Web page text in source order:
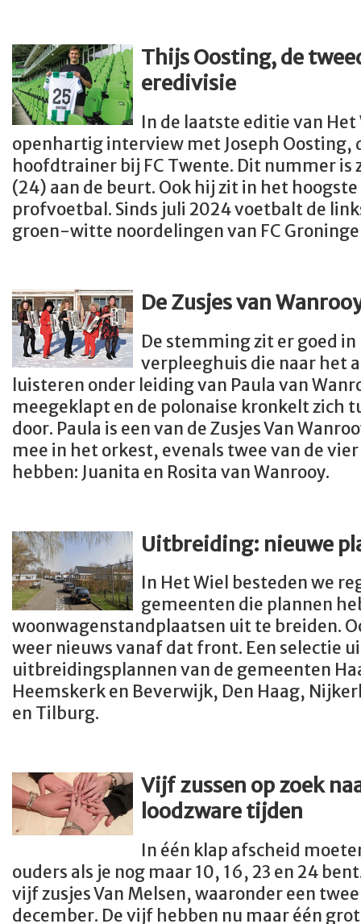
Thijs Oosting, de
eredivisie
In de laatste editie van Het
openhartig interview met Joseph Oosting,
hoofdtrainer bij FC Twente. Dit nummer is
(24) aan de beurt. Ook hij zit in het
profvoetbal. Sinds juli 2024 voetbalt de
groen-witte noordelingen van FC
De Zusjes van
De stemming zit er goed
verpleeghuis die naar het
luisteren onder leiding van Paula van
meegeklapt en de polonaise kronkelt zich
door. Paula is een van de Zusjes Van
mee in het orkest, evenals twee van de
hebben: Juanita en Rosita van Wanrooy.
Uitbreiding: nieuwe
In Het Wiel besteden we
gemeenten die plannen
woonwagenstandplaatsen uit te breiden.
weer nieuws vanaf dat front. Een selectie
uitbreidingsplannen van de gemeenten
Heemskerk en Beverwijk, Den Haag,
en Tilburg.
Vijf zussen op zoek
loodzware tijden
In één klap afscheid
ouders als je nog maar 10, 16, 23 en 24
vijf zusjes Van Melsen, waaronder een
december. De vijf hebben nu maar één